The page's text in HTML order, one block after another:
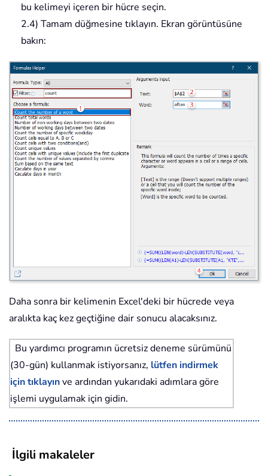
bu kelimeyi içeren bir hücre seçin.
2.4) Tamam düğmesine tıklayın. Ekran görüntüsüne
bakın:
Daha sonra bir kelimenin Excel'deki bir hücrede veya
aralıkta kaç kez geçtiğine dair sonucu alacaksınız.
Bu yardımcı programın ücretsiz deneme sürümünü
(30-gün) kullanmak istiyorsanız, lütfen indirmek
için tıklayınve ardından yukarıdaki adımlara göre
işlemi uygulamak için gidin.
İlgili makaleler